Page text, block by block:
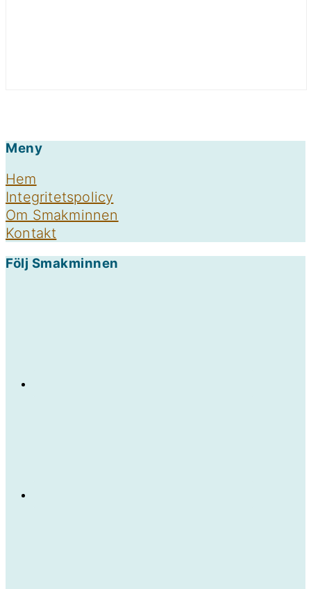
Footer
Meny
Hem
Integritetspolicy
Om Smakminnen
Kontakt
Följ Smakminnen